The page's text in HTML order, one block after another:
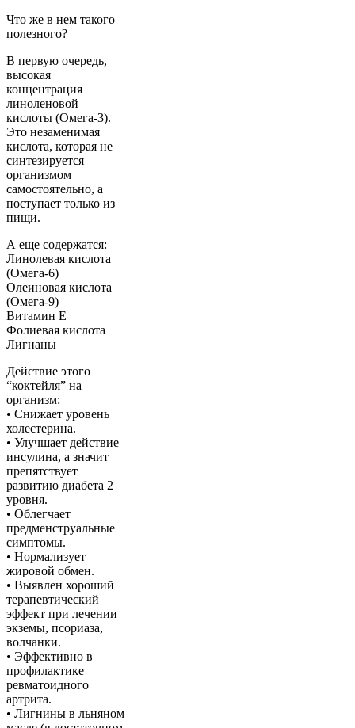
Что же в нем такого
полезного?
В первую очередь,
высокая
концентрация
линоленовой
кислоты (Омега-3).
Это незаменимая
кислота, которая не
синтезируется
организмом
самостоятельно, а
поступает только из
пищи.
А еще содержатся:
Линолевая кислота
(Омега-6)
Олеиновая кислота
(Омега-9)
Витамин Е
Фолиевая кислота
Лигнаны
Действие этого
“коктейля” на
организм:
• Снижает уровень
холестерина.
• Улучшает действие
инсулина, а значит
препятствует
развитию диабета 2
уровня.
• Облегчает
предменструальные
симптомы.
• Нормализует
жировой обмен.
• Выявлен хороший
терапевтический
эффект при лечении
экземы, псориаза,
волчанки.
• Эффективно в
профилактике
ревматоидного
артрита.
• Лигнины в льняном